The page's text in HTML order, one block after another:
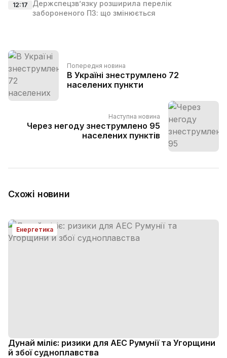
12:17
Держспецзв’язку розширила перелік
забороненого ПЗ: що змінюється
Попередня новина
В Україні знеструмлено 72
населених пункти
Наступна новина
Через негоду знеструмлено 95
населених пунктів
Схожі новини
Енергетика
Дунай міліє: ризики для АЕС Румунії та Угорщини
й збої судноплавства